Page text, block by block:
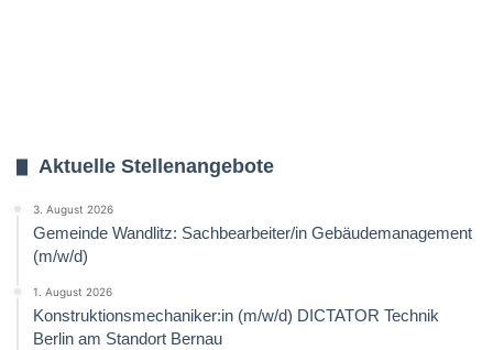
Aktuelle Stellenangebote
3. August 2026
Gemeinde Wandlitz: Sachbearbeiter/in Gebäudemanagement
(m/w/d)
1. August 2026
Konstruktionsmechaniker:in (m/w/d) DICTATOR Technik
Berlin am Standort Bernau